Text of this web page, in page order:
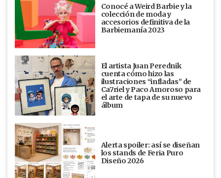
Conocé a Weird Barbie y la
colección de moda y
accesorios definitiva de la
Barbiemanía 2023
El artista Juan Perednik
cuenta cómo hizo las
ilustraciones “infladas” de
Ca7riel y Paco Amoroso para
el arte de tapa de su nuevo
álbum
Alerta spoiler: así se diseñan
los stands de Feria Puro
Diseño 2026